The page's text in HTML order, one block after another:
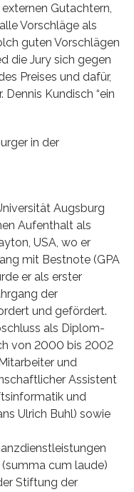
Gutachtern,
Vorschläge als
guten Vorschlägen
die Jury sich gegen
Preises und dafür,
Kundisch “ein
in der
Augsburg
Aufenthalt als
USA, wo er
mit Bestnote (GPA
er als erster
der
und gefördert.
als Diplom-
von 2000 bis 2002
und
Assistent
und
Ulrich Buhl) sowie
cum laude)
Stiftung der